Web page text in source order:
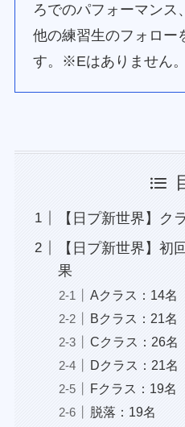
ろでのパフォーマンス
他の練習生のフォロー
す。※Eはありません。
【日プ新世界】ク
【日プ新世界】初
果
Aクラス：14名
Bクラス：21名
Cクラス：26名
Dクラス：21名
Fクラス：19名
脱落：19名